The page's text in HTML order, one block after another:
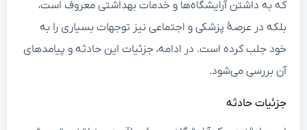
که به داشتن آرایشگاه‌ها و خدمات بهداشتی معروف است،
بلکه در عرصهٔ پزشکی و اجتماعی نیز توجهات بسیاری را به
خود جلب کرده است. در ادامه، جزئیات این حادثه و پیامدهای
آن بررسی می‌شود.
جزئیات حادثه